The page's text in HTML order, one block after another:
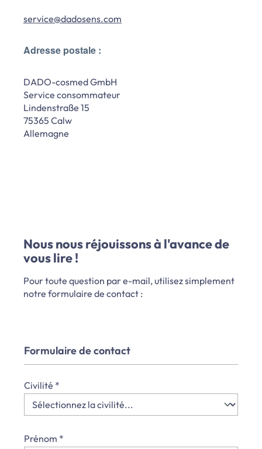
service@dadosens.com
Adresse postale :
DADO-cosmed GmbH
Service consommateur
Lindenstraße 15
75365 Calw
Allemagne
Nous nous réjouissons à l'avance de
vous lire !
Pour toute question par e-mail, utilisez simplement
notre formulaire de contact :
Formulaire de contact
Civilité *
Prénom *